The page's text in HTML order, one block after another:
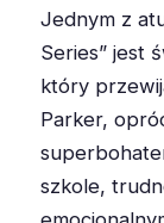
Jednym z
Series” jest
który
Parker,
szkole,